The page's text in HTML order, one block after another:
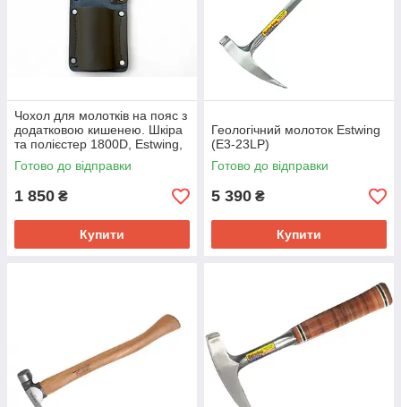
Чохол для молотків на пояс з
додатковою кишенею. Шкіра
та полієстер 1800D, Estwing,
арт.13-94754
Готово до відправки
1 850 ₴
Купити
Геологічний молоток Estwing
(E3-23LP)
Готово до відправки
5 390 ₴
Купити